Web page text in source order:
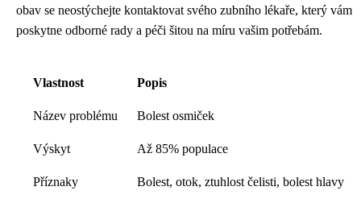
obav se neostýchejte kontaktovat svého zubního lékaře, který vám
poskytne odborné rady a péči šitou na míru vašim potřebám.
Vlastnost Popis
Název problému Bolest osmiček
Výskyt Až 85% populace
Příznaky Bolest, otok, ztuhlost čelisti, bolest hlavy